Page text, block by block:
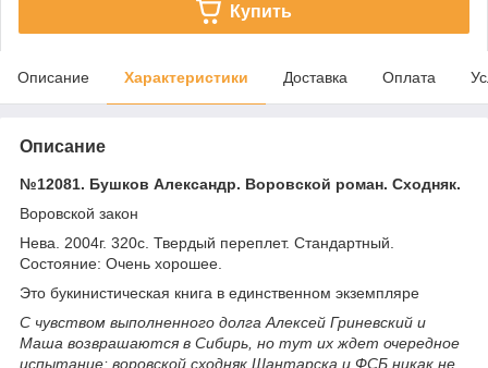
Купить
Описание Характеристики Доставка Оплата
Описание
№12081. Бушков Александр. Воровской роман. Сходняк.
Воровской закон
Нева. 2004г. 320с. Твердый переплет. Стандартный.
Состояние: Очень хорошее.
Это букинистическая книга в единственном экземпляре
С чувством выполненного долга Алексей Гриневский и
Маша возврашаются в Сибирь, но тут их ждет очередное
испытание: воровской сходняк Шантарска и ФСБ никак не